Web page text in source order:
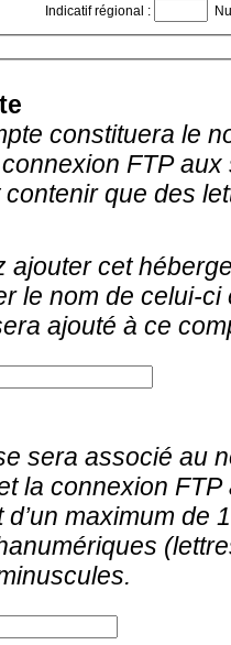
Indicatif régional :
constituera le
FTP
que des
ajouter cet
le nom de celui-
ajouté à ce
sera associé au
la connexion
d’un maximum de